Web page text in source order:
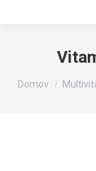
You are here:
Domov